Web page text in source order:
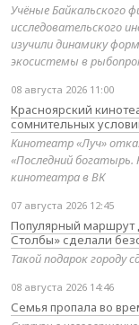
Учёные Байкальского
исследовательского
изучили динамику
экосистемы в
08 августа 2026 11:00
Красноярский
сомнительных
Кинотеатр «Луч»
«Последний богатырь.
кинотеатра в ВК
07 августа 2026 12:45
Популярный маршрут
Столбы» сделали
Такой подарок городу
08 августа 2026 14:46
Семья пропала во